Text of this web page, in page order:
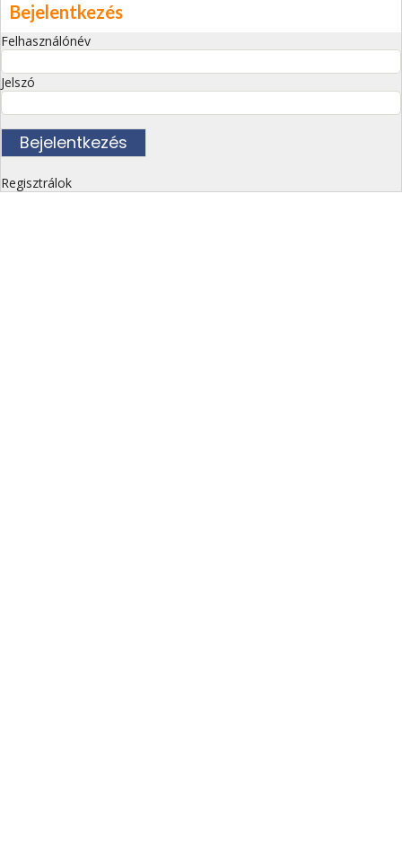
Bejelentkezés
Felhasználónév
Jelszó
Regisztrálok